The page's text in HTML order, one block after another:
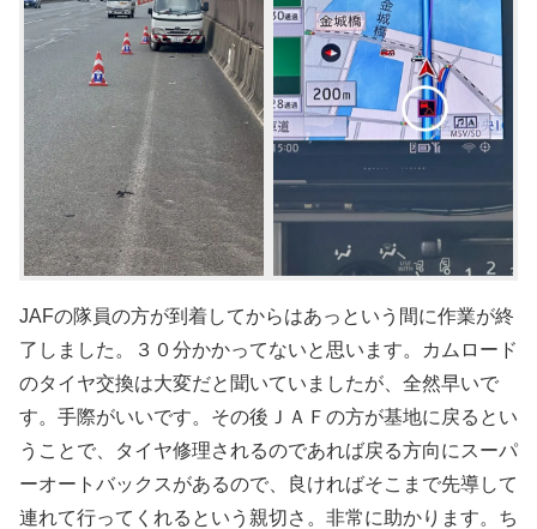
JAFの隊員の方が到着してからはあっという間に作業が終
了しました。３０分かかってないと思います。カムロード
のタイヤ交換は大変だと聞いていましたが、全然早いで
す。手際がいいです。その後ＪＡＦの方が基地に戻るとい
うことで、タイヤ修理されるのであれば戻る方向にスーパ
ーオートバックスがあるので、良ければそこまで先導して
連れて行ってくれるという親切さ。非常に助かります。ち